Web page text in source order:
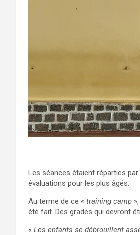
Les séances étaient réparties
évaluations pour les plus âgés.
Au terme de ce « training camp
été fait. Des grades qui devront
« Les enfants se débrouillent